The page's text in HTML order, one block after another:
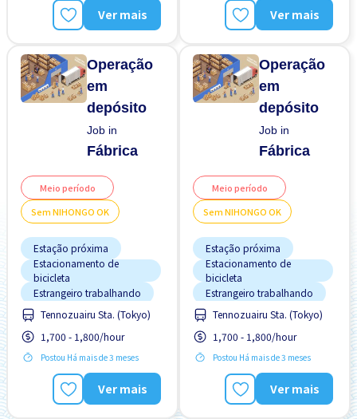
Preferência por Homens
Sem experiência OK
Sem "NIHONGO" OK
Ver mais
Preferência por Homens
Sem experiência OK
Sem "NIHONGO" OK
Ver mais
Operação
em
depósito
Job in
Fábrica
Meio período
Sem NIHONGO OK
Estação próxima
Estacionamento de
bicicleta
Estrangeiro trabalhando
FDS & FER desligado
Menos com o tempo
Pago diariamente
Preferência por Homens
Sem experiência OK
Tennozuairu Sta. (Tokyo)
1,700 - 1,800/hour
Postou Há mais de 3 meses
Ver mais
Operação
em
depósito
Job in
Fábrica
Meio período
Sem NIHONGO OK
Estação próxima
Estacionamento de
bicicleta
Estrangeiro trabalhando
FDS & FER desligado
Menos com o tempo
Pago diariamente
Preferência por Homens
Sem experiência OK
Tennozuairu Sta. (Tokyo)
1,700 - 1,800/hour
Postou Há mais de 3 meses
Ver mais